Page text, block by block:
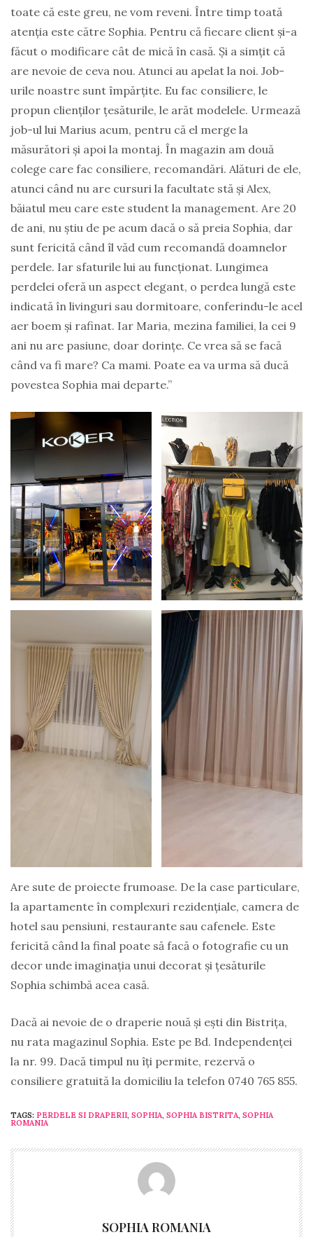
toate că este greu, ne vom reveni. Între timp toată
atenția este către Sophia. Pentru că fiecare client și-a
făcut o modificare cât de mică în casă. Și a simțit că
are nevoie de ceva nou. Atunci au apelat la noi. Job-
urile noastre sunt împărțite. Eu fac consiliere, le
propun clienților țesăturile, le arăt modelele. Urmează
job-ul lui Marius acum, pentru că el merge la
măsurători și apoi la montaj. În magazin am două
colege care fac consiliere, recomandări. Alături de ele,
atunci când nu are cursuri la facultate stă și Alex,
băiatul meu care este student la management. Are 20
de ani, nu știu de pe acum dacă o să preia Sophia, dar
sunt fericită când îl văd cum recomandă doamnelor
perdele. Iar sfaturile lui au funcționat. Lungimea
perdelei oferă un aspect elegant, o perdea lungă este
indicată în livinguri sau dormitoare, conferindu-le acel
aer boem și rafinat. Iar Maria, mezina familiei, la cei 9
ani nu are pasiune, doar dorințe. Ce vrea să se facă
când va fi mare? Ca mami. Poate ea va urma să ducă
povestea Sophia mai departe.”
Are sute de proiecte frumoase. De la case particulare,
la apartamente în complexuri rezidențiale, camera de
hotel sau pensiuni, restaurante sau cafenele. Este
fericită când la final poate să facă o fotografie cu un
decor unde imaginația unui decorat și țesăturile
Sophia schimbă acea casă.
Dacă ai nevoie de o draperie nouă și ești din Bistrița,
nu rata magazinul Sophia. Este pe Bd. Independenței
la nr. 99. Dacă timpul nu îți permite, rezervă o
consiliere gratuită la domiciliu la telefon 0740 765 855.
TAGS: PERDELE SI DRAPERII, SOPHIA, SOPHIA BISTRITA, SOPHIA
ROMANIA
SOPHIA ROMANIA